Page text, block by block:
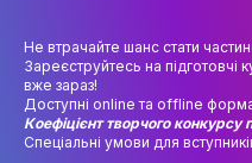
ОСВІТНЯ
ОСВІТНІ
Не втрачайте шанс стати
Зареєструйтесь на підготовчі
вже зараз!
Доступні online та offline
Коефіцієнт творчого конкурсу
Спеціальні умови для